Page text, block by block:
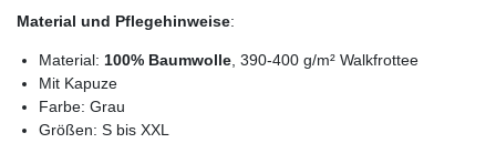
Material und Pflegehinweise:
Material: 100% Baumwolle, 390-400 g/m² Walkfrottee
Mit Kapuze
Farbe: Grau
Größen: S bis XXL